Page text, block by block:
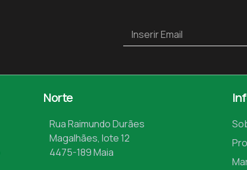
Norte
Rua Raimundo Durães
Magalhães, lote 12
4475-189 Maia